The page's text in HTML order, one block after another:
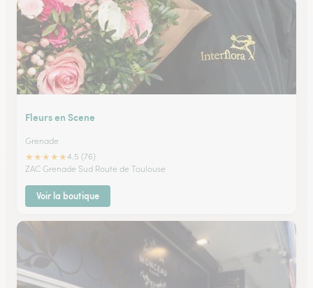
Fleurs en Scene
Grenade
★★★★★4.5 (76)
ZAC Grenade Sud Route de Toulouse
Voir la boutique